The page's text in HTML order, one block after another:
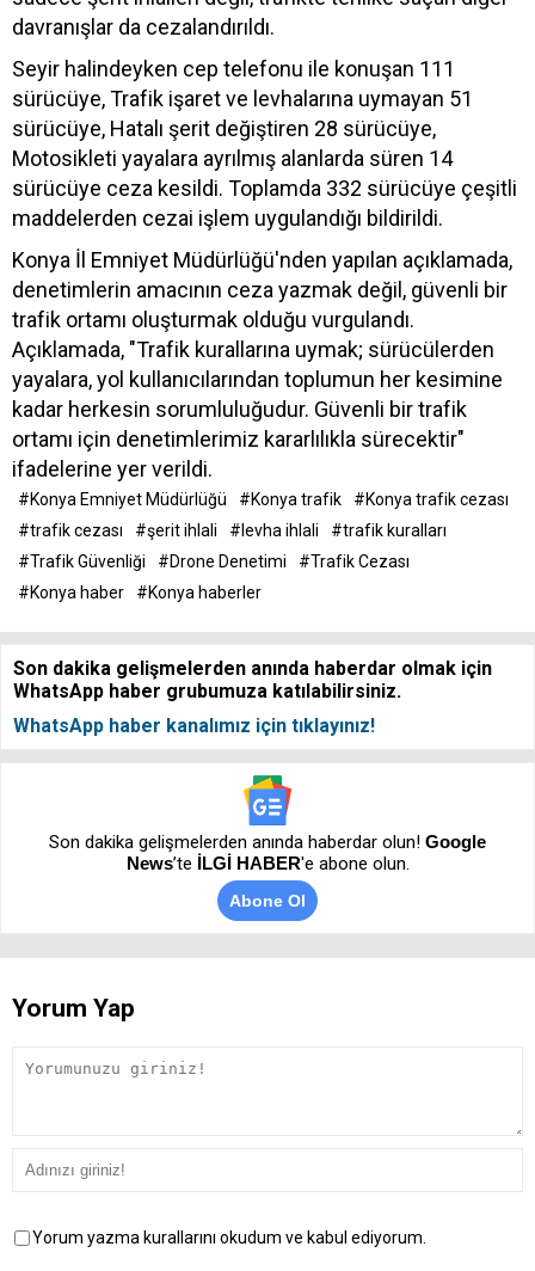
davranışlar da cezalandırıldı.
Seyir halindeyken cep telefonu ile konuşan 111
sürücüye, Trafik işaret ve levhalarına uymayan 51
sürücüye, Hatalı şerit değiştiren 28 sürücüye,
Motosikleti yayalara ayrılmış alanlarda süren 14
sürücüye ceza kesildi. Toplamda 332 sürücüye çeşitli
maddelerden cezai işlem uygulandığı bildirildi.
Konya İl Emniyet Müdürlüğü'nden yapılan açıklamada,
denetimlerin amacının ceza yazmak değil, güvenli bir
trafik ortamı oluşturmak olduğu vurgulandı.
Açıklamada, "Trafik kurallarına uymak; sürücülerden
yayalara, yol kullanıcılarından toplumun her kesimine
kadar herkesin sorumluluğudur. Güvenli bir trafik
ortamı için denetimlerimiz kararlılıkla sürecektir"
ifadelerine yer verildi.
#Konya Emniyet Müdürlüğü #Konya trafik
#Konya trafik cezası
#trafik cezası
#şerit ihlali #levha ihlali
#trafik kuralları
#Trafik Güvenliği
#Drone Denetimi
#Trafik Cezası
#Konya haber
#Konya haberler
Son dakika gelişmelerden anında haberdar olmak için
WhatsApp haber grubumuza katılabilirsiniz.
WhatsApp haber kanalımız için tıklayınız!
Son dakika gelişmelerden anında haberdar olun! Google
News’te İLGİ HABER'e abone olun.
Abone Ol
Yorum Yap
Yorum yazma kurallarını okudum ve kabul ediyorum.